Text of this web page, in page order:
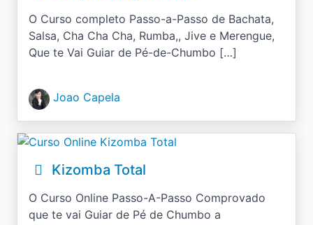
O Curso completo Passo-a-Passo de Bachata,
Salsa, Cha Cha Cha, Rumba,, Jive e Merengue,
Que te Vai Guiar de Pé-de-Chumbo […]
Joao Capela
Kizomba Total
O Curso Online Passo-A-Passo Comprovado
que te vai Guiar de Pé de Chumbo a